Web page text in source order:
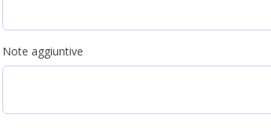
Note aggiuntive